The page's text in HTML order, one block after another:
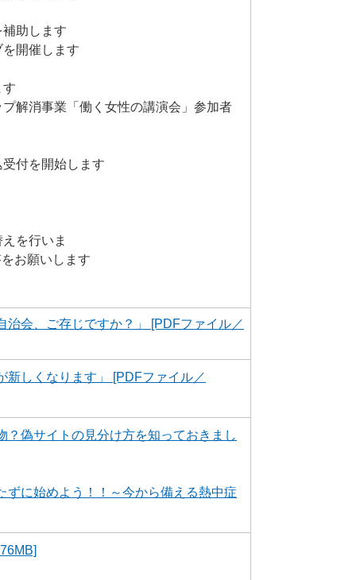
助します
開催します
す
解消事業「働く女性の講演会」参加者
付を開始します
を行いま
お願いします
会、ご存じですか？」 [PDFファイル／
新しくなります」 [PDFファイル／
偽サイトの見分け方を知っておきまし
に始めよう！！～今から備える熱中症